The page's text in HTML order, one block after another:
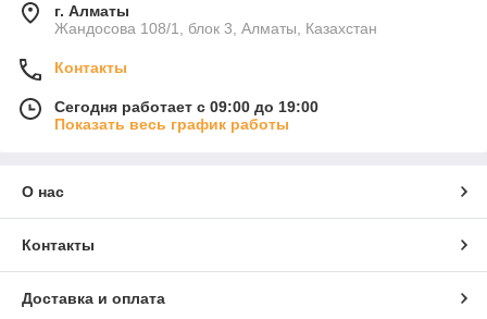
г. Алматы
Жандосова 108/1, блок 3, Алматы, Казахстан
Контакты
Сегодня работает с 09:00 до 19:00
Показать весь график работы
О нас
Контакты
Доставка и оплата